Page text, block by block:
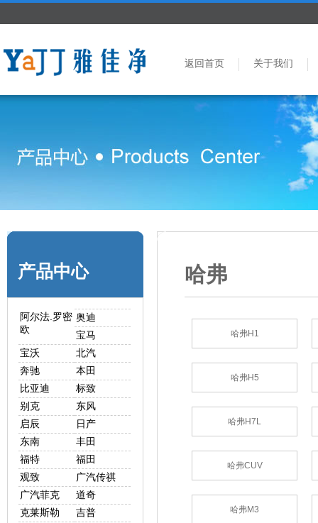
返回首页 关于我们
产品中心
阿尔法.罗密
欧
奥迪
宝马
宝沃
北汽
奔驰
本田
比亚迪
标致
别克
东风
启辰
日产
东南
丰田
福特
福田
观致
广汽传祺
广汽菲克
道奇
克莱斯勒
吉普
哈弗
哈弗H1
哈弗H5
哈弗H7L
哈弗CUV
哈弗M3